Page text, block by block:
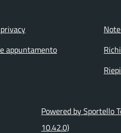
appuntamento
Powered by Sportello
10.42.0)